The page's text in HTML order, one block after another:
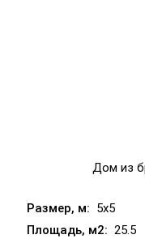
Дом из
5x5
25.5